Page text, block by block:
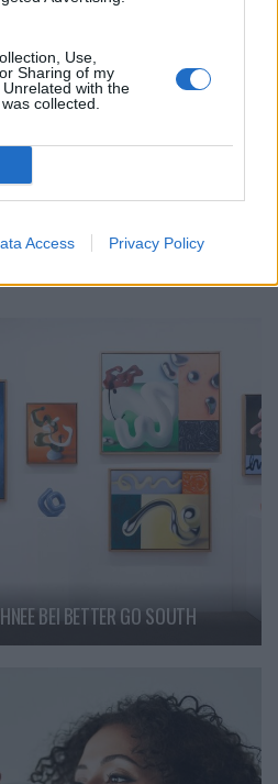
Use,
Sharing of my
with the
collected.
Access Privacy Policy
Modelle von Polestar an.
modisch ausleben:
in Zürich.
Ivic
BEI BETTER GO SOUTH